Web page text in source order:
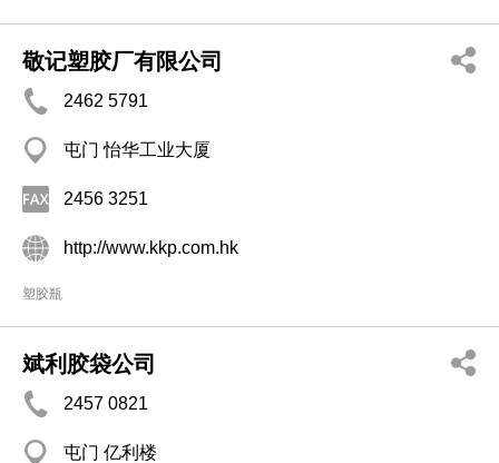
敬记塑胶厂有限公司
2462 5791
屯门 怡华工业大厦
2456 3251
http://www.kkp.com.hk
塑胶瓶
斌利胶袋公司
2457 0821
屯门 亿利楼